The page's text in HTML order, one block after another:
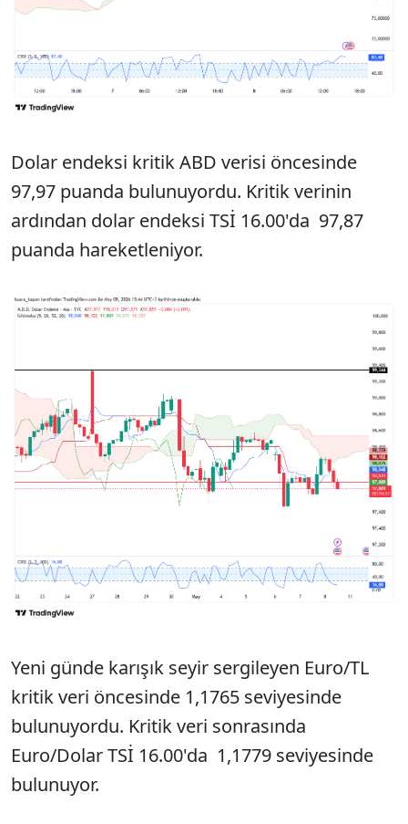
Dolar endeksi kritik ABD verisi öncesinde
97,97 puanda bulunuyordu. Kritik verinin
ardından dolar endeksi TSİ 16.00'da 97,87
puanda hareketleniyor.
Yeni günde karışık seyir sergileyen Euro/TL
kritik veri öncesinde 1,1765 seviyesinde
bulunuyordu. Kritik veri sonrasında
Euro/Dolar TSİ 16.00'da 1,1779 seviyesinde
bulunuyor.